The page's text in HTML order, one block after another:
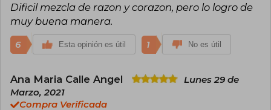
Dificil mezcla de razon y corazon, pero lo logro de
muy buena manera.
6 Esta opinión es útil 1 No es útil
Ana Maria Calle Angel
Lunes 29 de
Marzo, 2021
Compra Verificada